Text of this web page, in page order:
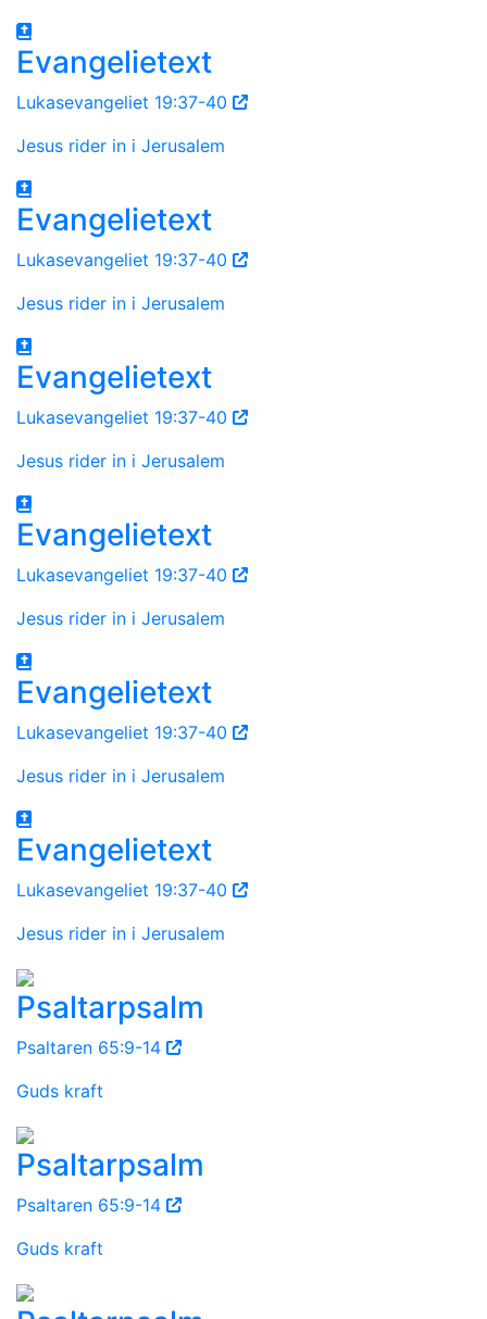
Evangelietext
Lukasevangeliet 19:37-40
Jesus rider in i Jerusalem
Evangelietext
Lukasevangeliet 19:37-40
Jesus rider in i Jerusalem
Evangelietext
Lukasevangeliet 19:37-40
Jesus rider in i Jerusalem
Evangelietext
Lukasevangeliet 19:37-40
Jesus rider in i Jerusalem
Evangelietext
Lukasevangeliet 19:37-40
Jesus rider in i Jerusalem
Evangelietext
Lukasevangeliet 19:37-40
Jesus rider in i Jerusalem
Psaltarpsalm
Psaltaren 65:9-14
Guds kraft
Psaltarpsalm
Psaltaren 65:9-14
Guds kraft